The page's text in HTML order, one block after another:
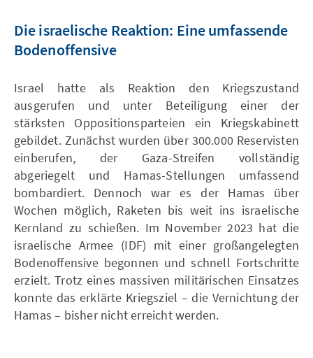
Die israelische Reaktion: Eine umfassende
Bodenoffensive
Israel hatte als Reaktion den Kriegszustand
ausgerufen und unter Beteiligung einer der
stärksten Oppositionsparteien ein Kriegskabinett
gebildet. Zunächst wurden über 300.000 Reservisten
einberufen, der Gaza-Streifen vollständig
abgeriegelt und Hamas-Stellungen umfassend
bombardiert. Dennoch war es der Hamas über
Wochen möglich, Raketen bis weit ins israelische
Kernland zu schießen. Im November 2023 hat die
israelische Armee (IDF) mit einer großangelegten
Bodenoffensive begonnen und schnell Fortschritte
erzielt. Trotz eines massiven militärischen Einsatzes
konnte das erklärte Kriegsziel – die Vernichtung der
Hamas – bisher nicht erreicht werden.